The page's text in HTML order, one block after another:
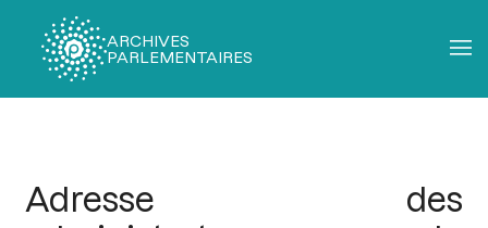
ARCHIVES
PARLEMENTAIRES
Adresse des